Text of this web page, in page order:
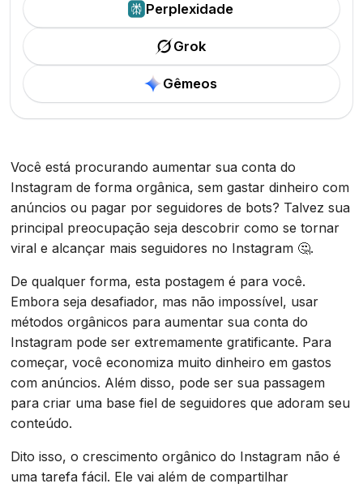
Perplexidade
Grok
Gêmeos
Você está procurando aumentar sua conta do
Instagram de forma orgânica, sem gastar dinheiro com
anúncios ou pagar por seguidores de bots? Talvez sua
principal preocupação seja descobrir como se tornar
viral e alcançar mais seguidores no Instagram 🤔.
De qualquer forma, esta postagem é para você.
Embora seja desafiador, mas não impossível, usar
métodos orgânicos para aumentar sua conta do
Instagram pode ser extremamente gratificante. Para
começar, você economiza muito dinheiro em gastos
com anúncios. Além disso, pode ser sua passagem
para criar uma base fiel de seguidores que adoram seu
conteúdo.
Dito isso, o crescimento orgânico do Instagram não é
uma tarefa fácil. Ele vai além de compartilhar